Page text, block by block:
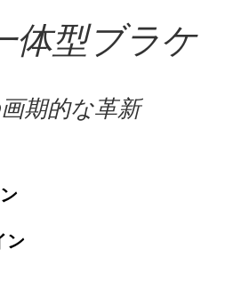
体型ブラケ
期的な革新
ン